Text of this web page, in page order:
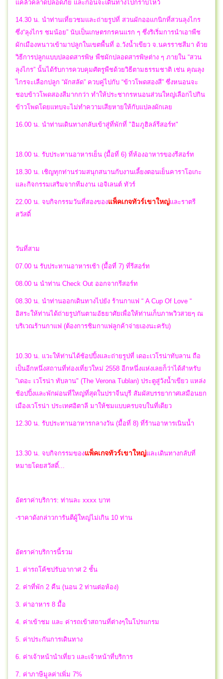
แคล้วคลาดปลอดภัย และก่อนจะเดินทางไปกราบไหว้
14.30 น. นำท่านเที่ยวชมและถ่ายรูปที่ สวนผักออแกนิกที่สวนลุงไกร
ซึ่ง“ลุงไกร ชมน้อย” นับเป็นเกษตรกรคนแรก ๆ ซึ่งริเริ่มการนำเอาพืช
ผักเมืองหนาวเข้ามาปลูกในเขตพื้นที่ อ.วังน้ำเขียว จ.นครราชสีมา ด้วย
วิธีการปลูกแบบปลอดสารพิษ พืชผักปลอดสารพิษต่าง ๆ ภายใน “สวน
ลุงไกร” นั้นได้รับการควบคุมศัตรูพืชด้วยวิธีตามธรรมชาติ เช่น คุณลุง
ไกรจะเลือกปลูก “ผักสลัด” ควบคู่ไปกับ “ข้าวโพดสองสี” ซึ่งหนอนจะ
ชอบข้าวโพดสองสีมากกว่า ทำให้ประชากรหนอนส่วนใหญ่เลือกไปกิน
ข้าวโพดโดยแทบจะไม่ทำความเสียหายให้กับแปลงผักเลย
16.00 น. นำท่านเดินทางกลับเข้าสู่ที่พักที่ "อิมภูฮิลล์รีสอร์ท"
18.00 น. รับประทานอาหารเย็น (มื้อที่ 6) ที่ห้องอาหารของรีสอร์ท
18.30 น. เชิญทุกท่านร่วมสนุกสนานกับงานเลี้ยงตอนเย็นคาราโอเกะ
และกิจกรรมเสริมจากทีมงาน เอจิเลนต์ ทัวร์
22.00 น. จบกิจกรรมวันที่สองของแพ็คเกจทัวร์เขาใหญ่และราตรี
สวัสดิ์
วันที่สาม
07.00 น รับประทานอาหารเช้า (มื้อที่ 7) ที่รีสอร์ท
08.00 น นำท่าน Check Out ออกจากรีสอร์ท
08.30 น. นำท่านออกเดินทางไปยัง ร้านกาแฟ “ A Cup Of Love “
อิสระให้ท่านได้ถ่ายรูปกันตามอัธยาศัยเพื่อให้ท่านเก็บภาพวิวสวยๆ ณ
บริเวณร้านกาแฟ (ต้องการชิมกาแฟลูกค้าจ่ายเองนะครับ)
10.30 น. แวะให้ท่านได้ช้อปปิ้งและถ่ายรูปที่ เดอะเวโรน่าทับลาน ถือ
เป็นอีกหนึ่งสถานที่ท่องเที่ยวใหม่ 2558 อีกหนึ่งแห่งเลยก็ว่าได้สำหรับ
"เดอะ เวโรน่า ทับลาน" (The Verona Tublan) ประตูสู่วังน้ำเขียว แหล่ง
ช้อปปิ้งและพักผ่อนที่ใหญ่ที่สุดในปราจีนบุรี สัมผัสบรรยากาศเสมือนยก
เมืองเวโรน่า ประเทศอิตาลี มาให้ชมแบบครบจบในที่เดียว
12.30 น. รับประทานอาหารกลางวัน (มื้อที่ 8) ที่ร้านอาหารเนินน้ำ
13.30 น. จบกิจกรรมของแพ็คเกจทัวร์เขาใหญ่และเดินทางกลับที่
หมายโดยสวัสดิ์...
อัตราค่าบริการ: ท่านละ xxxx บาท
-ราคาดังกล่าวการันตีผู้ใหญ่ไม่เกิน 10 ท่าน
อัตราค่าบริการนี้รวม
1. ค่ารถโค้ชปรับอากาศ 2 ชั้น
2. ค่าที่พัก 2 คืน (นอน 2 ท่านต่อห้อง)
3. ค่าอาหาร 8 มื้อ
4. ค่าเข้าชม และ ค่ารถเข้าสถานที่ต่างๆในโปรแกรม
5. ค่าประกันการเดินทาง
6. ค่าเจ้าหน้านำเที่ยว และเจ้าหน้าที่บริการ
7. ค่าภาษีมูลค่าเพิ่ม 7%